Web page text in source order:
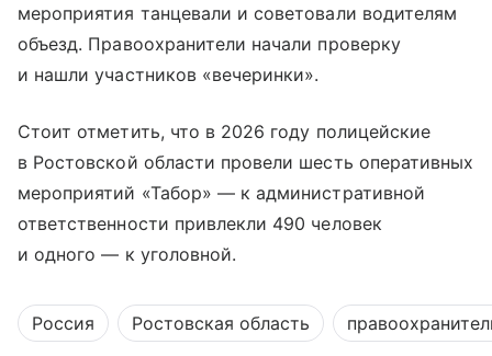
мероприятия танцевали и советовали водителям
объезд. Правоохранители начали проверку
и нашли участников «вечеринки».
Стоит отметить, что в 2026 году полицейские
в Ростовской области провели шесть оперативных
мероприятий «Табор» — к административной
ответственности привлекли 490 человек
и одного — к уголовной.
Россия Ростовская область